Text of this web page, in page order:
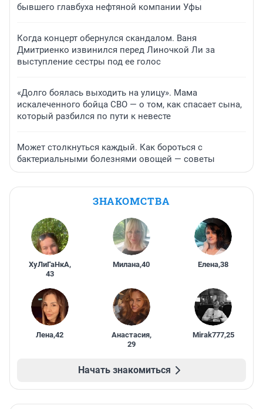
бывшего главбуха нефтяной компании Уфы
Когда концерт обернулся скандалом. Ваня
Дмитриенко извинился перед Линочкой Ли за
выступление сестры под ее голос
«Долго боялась выходить на улицу». Мама
искалеченного бойца СВО — о том, как спасает сына,
который разбился по пути к невесте
Может столкнуться каждый. Как бороться с
бактериальными болезнями овощей — советы
ЗНАКОМСТВА
ХуЛиГаНкА,
43
Милана,40 Елена,38
Лена,42 Анастасия,
29
Mirak777,25
Начать знакомиться